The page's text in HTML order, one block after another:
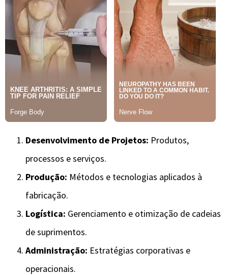
Desenvolvimento de Projetos: Produtos,
processos e serviços.
Produção: Métodos e tecnologias aplicados à
fabricação.
Logística: Gerenciamento e otimização de cadeias
de suprimentos.
Administração: Estratégias corporativas e
operacionais.